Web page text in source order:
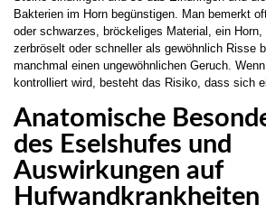
Bakterien im Horn begünstigen. Man bemerkt
oder schwarzes, bröckeliges Material, ein
zerbröselt oder schneller als gewöhnlich Risse
manchmal einen ungewöhnlichen Geruch.
kontrolliert wird, besteht das Risiko, dass sich
Anatomische
des Eselshufes und
Auswirkungen auf
Hufwandkrankheiten